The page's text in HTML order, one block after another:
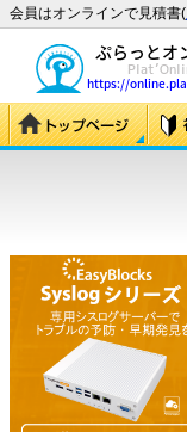
会員はオンラインで見積書(